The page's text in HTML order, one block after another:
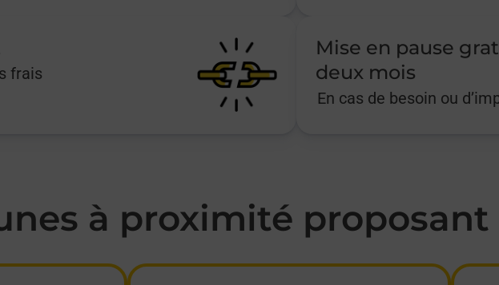
frais
Mise en pause
deux mois
En cas de besoin ou
à proximité